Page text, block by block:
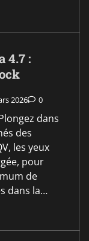
4.7 :
2026 0
dans
des
les yeux
pour
de
dans la…